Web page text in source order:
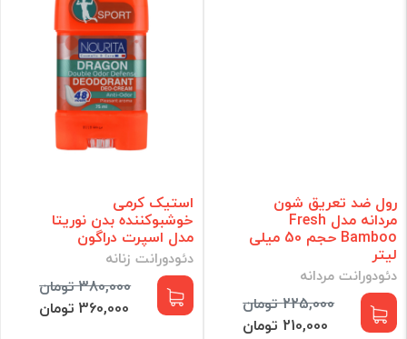
رول ضد تعریق شون
مردانه مدل Fresh
Bamboo حجم 50 میلی
لیتر
دئودورانت مردانه
225,000 تومان
210,000 تومان
استیک کرمی
خوشبوکننده بدن نوریتا
مدل اسپرت دراگون
دئودورانت زنانه
380,000 تومان
360,000 تومان